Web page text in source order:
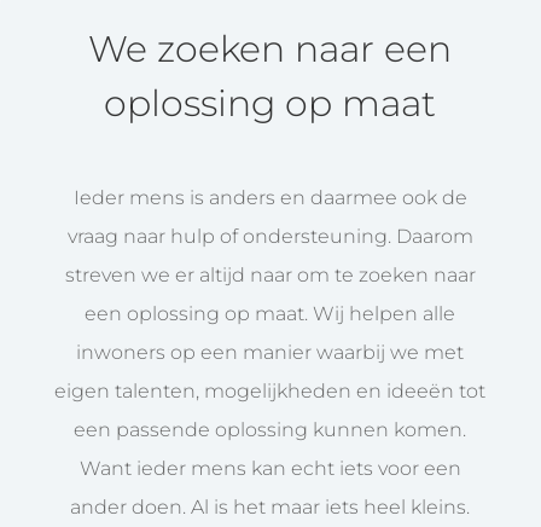
We zoeken naar een
oplossing op maat
Ieder mens is anders en daarmee ook de
vraag naar hulp of ondersteuning. Daarom
streven we er altijd naar om te zoeken naar
een oplossing op maat. Wij helpen alle
inwoners op een manier waarbij we met
eigen talenten, mogelijkheden en ideeën tot
een passende oplossing kunnen komen.
Want ieder mens kan echt iets voor een
ander doen. Al is het maar iets heel kleins.